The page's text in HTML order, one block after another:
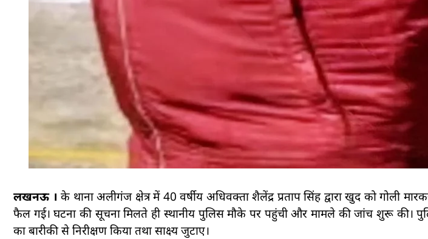
लखनऊ ।के थाना अलीगंज क्षेत्र में 40 वर्षीय अधिवक्ता शैलेंद्र प्रताप सिंह द्वारा खुद को गोली
फैल गई। घटना की सूचना मिलते ही स्थानीय पुलिस मौके पर पहुंची और मामले की जांच शुरू की।
का बारीकी से निरीक्षण किया तथा साक्ष्य जुटाए।